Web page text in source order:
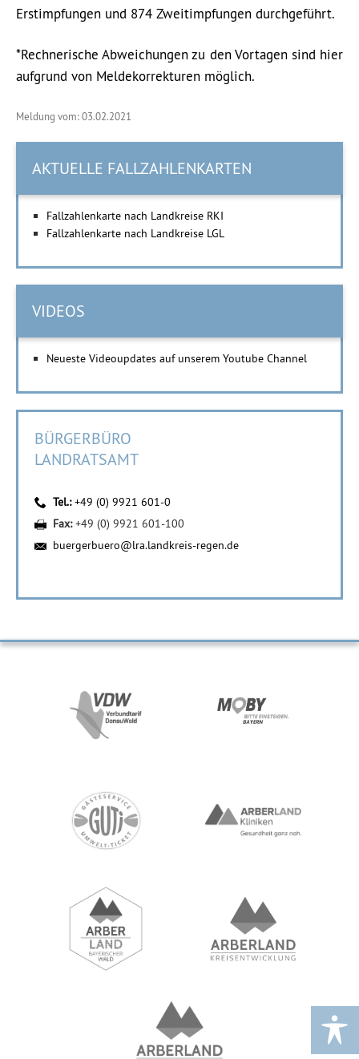
Erstimpfungen und 874 Zweitimpfungen durchgeführt.
*Rechnerische Abweichungen zu den Vortagen sind hier
aufgrund von Meldekorrekturen möglich.
Meldung vom: 03.02.2021
AKTUELLE FALLZAHLENKARTEN
Fallzahlenkarte nach Landkreise RKI
Fallzahlenkarte nach Landkreise LGL
VIDEOS
Neueste Videoupdates auf unserem Youtube Channel
BÜRGERBÜRO
LANDRATSAMT
Tel.:+49 (0) 9921 601-0
Fax:+49 (0) 9921 601-100
buergerbuero@lra.landkreis-regen.de